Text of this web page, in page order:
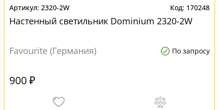
2320-2W 170248
Настенный светильник Dominium 2320-2W
Favourite (Германия) По запросу
900 ₽